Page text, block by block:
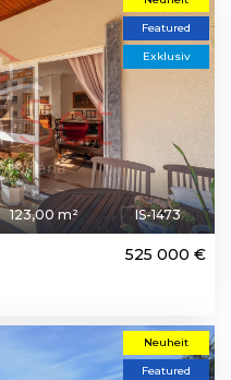
Featured
Exklusiv
123,00 m² IS-1473
525 000 €
Neuheit
Featured